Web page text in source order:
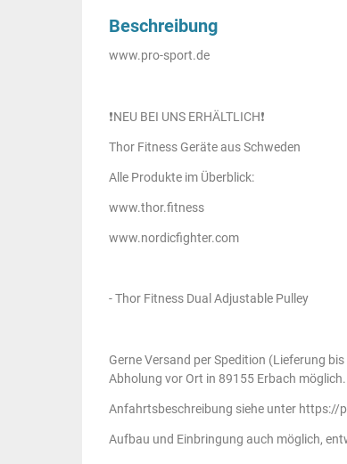
Beschreibung
www.pro-sport.de
❗️NEU BEI UNS ERHÄLTLICH❗️
Thor Fitness Geräte aus Schweden
Alle Produkte im Überblick:
www.thor.fitness
www.nordicfighter.com
- Thor Fitness Dual Adjustable Pulley
Gerne Versand per Spedition (Lieferung
Abholung vor Ort in 89155 Erbach möglich.
Anfahrtsbeschreibung siehe unter
Aufbau und Einbringung auch möglich,